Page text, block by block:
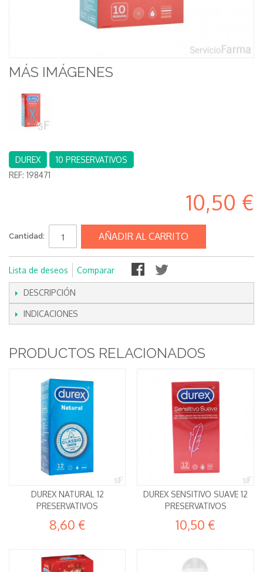
MÁS IMÁGENES
DUREX
10 PRESERVATIVOS
REF: 198471
10,50 €
Cantidad: AÑADIR AL CARRITO
Lista de deseos Comparar
DESCRIPCIÓN
INDICACIONES
PRODUCTOS RELACIONADOS
DUREX NATURAL 12
PRESERVATIVOS
8,60 €
DUREX SENSITIVO SUAVE 12
PRESERVATIVOS
10,50 €